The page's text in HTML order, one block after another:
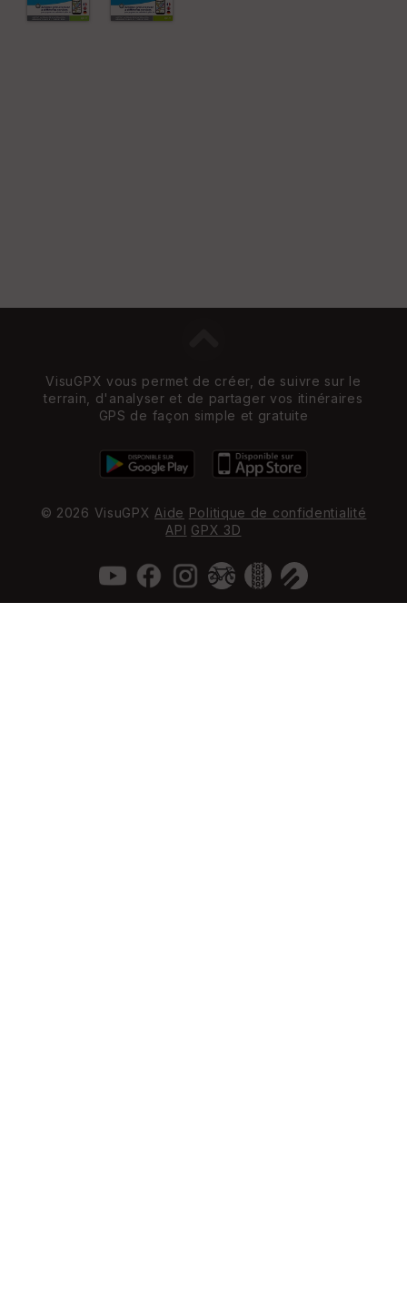
VisuGPX vous permet de créer, de suivre sur le
terrain, d'analyser et de partager vos itinéraires
GPS de façon simple et gratuite
© 2026 VisuGPX Aide Politique de confidentialité
API GPX 3D